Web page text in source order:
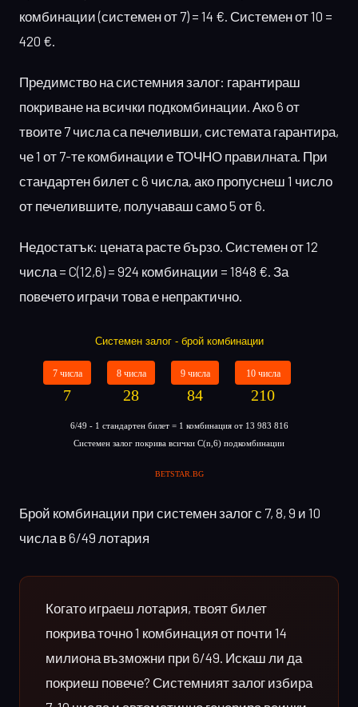
комбинации (системен от 7) = 14 €. Системен от 10 =
420 €.
Предимство на системния залог: гарантираш
покриване на всички подкомбинации. Ако 6 от
твоите 7 числа са печеливши, системата гарантира,
че 1 от 7-те комбинации е ТОЧНО правилната. При
стандартен билет с 6 числа, ако пропуснеш 1 число
от печелившите, получаваш само 5 от 6.
Недостатък: цената расте бързо. Системен от 12
числа = C(12,6) = 924 комбинации = 1848 €. За
повечето играчи това е непрактично.
Брой комбинации при системен залог с 7, 8, 9 и 10
числа в 6/49 лотария
Когато играеш лотария, твоят билет
покрива точно 1 комбинация от почти 14
милиона възможни при 6/49. Искаш ли да
покриеш повече? Системният залог избира